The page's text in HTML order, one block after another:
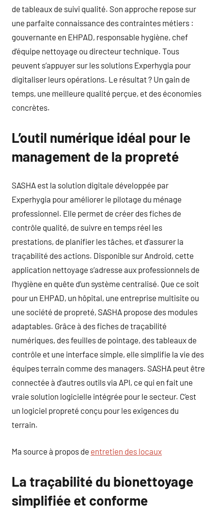
de tableaux de suivi qualité. Son approche repose sur
une parfaite connaissance des contraintes métiers :
gouvernante en EHPAD, responsable hygiène, chef
d’équipe nettoyage ou directeur technique. Tous
peuvent s’appuyer sur les solutions Experhygia pour
digitaliser leurs opérations. Le résultat ? Un gain de
temps, une meilleure qualité perçue, et des économies
concrètes.
L’outil numérique idéal pour le
management de la propreté
SASHA est la solution digitale développée par
Experhygia pour améliorer le pilotage du ménage
professionnel. Elle permet de créer des fiches de
contrôle qualité, de suivre en temps réel les
prestations, de planifier les tâches, et d’assurer la
traçabilité des actions. Disponible sur Android, cette
application nettoyage s’adresse aux professionnels de
l’hygiène en quête d’un système centralisé. Que ce soit
pour un EHPAD, un hôpital, une entreprise multisite ou
une société de propreté, SASHA propose des modules
adaptables. Grâce à des fiches de traçabilité
numériques, des feuilles de pointage, des tableaux de
contrôle et une interface simple, elle simplifie la vie des
équipes terrain comme des managers. SASHA peut être
connectée à d’autres outils via API, ce qui en fait une
vraie solution logicielle intégrée pour le secteur. C’est
un logiciel propreté conçu pour les exigences du
terrain.
Ma source à propos de entretien des locaux
La traçabilité du bionettoyage
simplifiée et conforme